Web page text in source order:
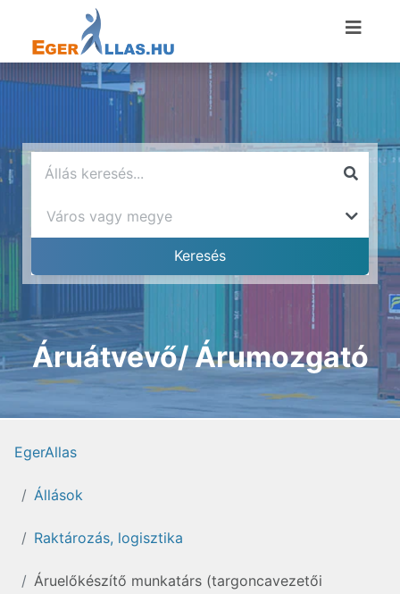
Áruátvevő/ Árumozgató
EgerAllas
Állások
Raktározás, logisztika
Áruelőkészítő munkatárs (targoncavezetői